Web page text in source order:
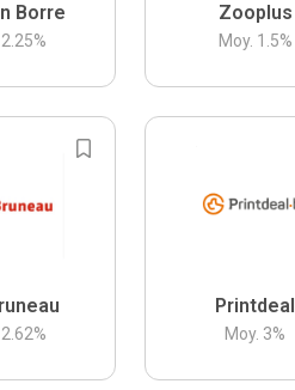
Borre
2.25%
Zooplus
Moy. 1.5%
2.62%
Printdeal
Moy. 3%